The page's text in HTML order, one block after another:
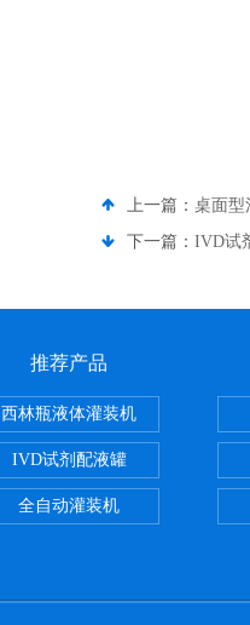
上一篇： 桌面型
下一篇： IVD试
推荐产品
西林瓶液体灌装机
IVD试剂配液罐
全自动灌装机